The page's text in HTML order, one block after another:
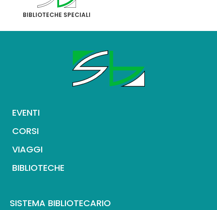
BIBLIOTECHE SPECIALI
EVENTI
CORSI
VIAGGI
BIBLIOTECHE
SISTEMA BIBLIOTECARIO